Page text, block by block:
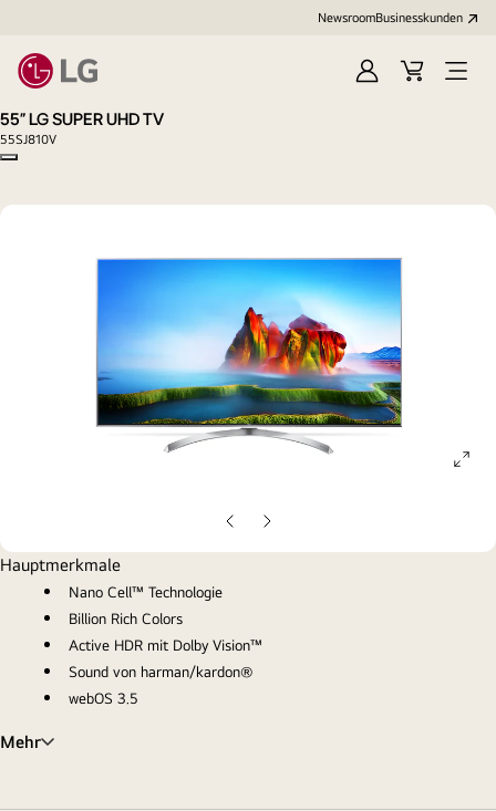
NewsroomBusinesskunden
AnmeldenWarenkorb
Menü
55" LG SUPER UHD TV
55SJ810V
Copy model name
Vorherige
Folie
Nächste
Folie
Hauptmerkmale
Nano Cell™ Technologie
Billion Rich Colors
Active HDR mit Dolby Vision™
Sound von harman/kardon®
webOS 3.5
Mehr